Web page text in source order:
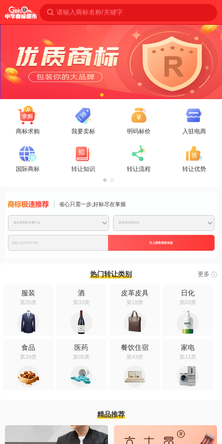
请输入商标名称/关键字
商标求购 我要卖标 明码标价 入驻电商
国际商标 转让知识 转让流程 转让优势
省心只需一步,好标尽在掌握
商标免费推
马上获取商标信息
更多
热门转让类别
服装
第25类
酒
第33类
皮革皮具
第18类
日化
第03类
食品
第29类
医药
第05类
餐饮住宿
第43类
家电
第11类
精品推荐